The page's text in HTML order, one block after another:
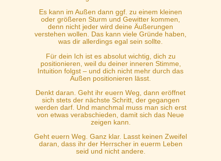
Es kann im Außen dann ggf. zu einem kleinen
oder größeren Sturm und Gewitter kommen,
denn nicht jeder wird deine Äußerungen
verstehen wollen. Das kann viele Gründe haben,
was dir allerdings egal sein sollte.
Für dein Ich ist es absolut wichtig, dich zu
positionieren, weil du deiner inneren Stimme,
Intuition folgst – und dich nicht mehr durch das
Außen positionieren lässt.
Denkt daran. Geht ihr euern Weg, dann eröffnet
sich stets der nächste Schritt, der gegangen
werden darf. Und manchmal muss man sich erst
von etwas verabschieden, damit sich das Neue
zeigen kann.
Geht euern Weg. Ganz klar. Lasst keinen Zweifel
daran, dass ihr der Herrscher in euerm Leben
seid und nicht andere.